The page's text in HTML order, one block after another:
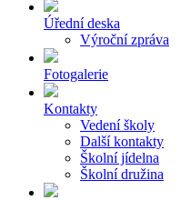
Úřední deska
Výroční zpráva
Fotogalerie
Kontakty
Vedení školy
Další kontakty
Školní jídelna
Školní družina